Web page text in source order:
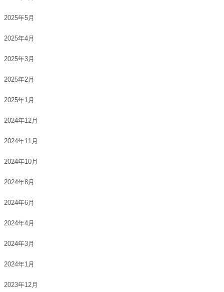
2025年5月
2025年4月
2025年3月
2025年2月
2025年1月
2024年12月
2024年11月
2024年10月
2024年8月
2024年6月
2024年4月
2024年3月
2024年1月
2023年12月